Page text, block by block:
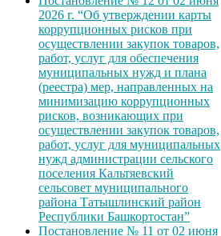
2026 г. “Об утверждении карты
коррупционных рисков при
осуществлении закупок товаров,
работ, услуг для обеспечения
муниципальных нужд и плана
(реестра) мер, направленных на
минимизацию коррупционных
рисков, возникающих при
осуществлении закупок товаров,
работ, услуг для муниципальных
нужд администрации сельского
поселения Кальтяевский
сельсовет муниципального
района Татышлинский район
Республики Башкортостан”
Постановление № 11 от 02 июня